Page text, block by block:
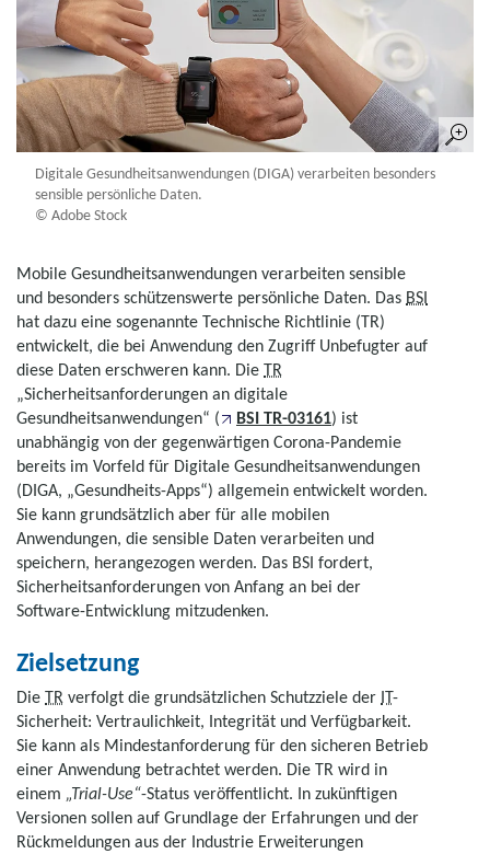
Digitale Gesundheitsanwendungen (DIGA) verarbeiten besonders
sensible persönliche Daten.
© Adobe Stock
Mobile Gesundheitsanwendungen verarbeiten sensible
und besonders schützenswerte persönliche Daten. Das BSI
hat dazu eine sogenannte Technische Richtlinie (TR)
entwickelt, die bei Anwendung den Zugriff Unbefugter auf
diese Daten erschweren kann. Die TR
„Sicherheitsanforderungen an digitale
Gesundheitsanwendungen“ (
BSI TR-03161) ist
unabhängig von der gegenwärtigen Corona-Pandemie
bereits im Vorfeld für Digitale Gesundheitsanwendungen
(DIGA, „Gesundheits-Apps“) allgemein entwickelt worden.
Sie kann grundsätzlich aber für alle mobilen
Anwendungen, die sensible Daten verarbeiten und
speichern, herangezogen werden. Das BSI fordert,
Sicherheitsanforderungen von Anfang an bei der
Software-Entwicklung mitzudenken.
Zielsetzung
Die TR verfolgt die grundsätzlichen Schutzziele der IT-
Sicherheit: Vertraulichkeit, Integrität und Verfügbarkeit.
Sie kann als Mindestanforderung für den sicheren Betrieb
einer Anwendung betrachtet werden. Die TR wird in
einem „Trial-Use“-Status veröffentlicht. In zukünftigen
Versionen sollen auf Grundlage der Erfahrungen und der
Rückmeldungen aus der Industrie Erweiterungen